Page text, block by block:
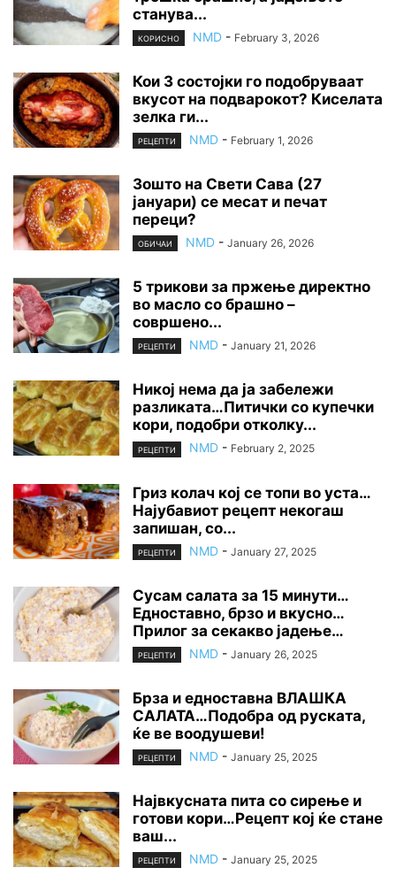
станува...
КОРИСНО NMD - February 3, 2026
Кои 3 состојки го подобруваат
вкусот на подварокот? Киселата
зелка ги...
РЕЦЕПТИ NMD - February 1, 2026
Зошто на Свети Сава (27
јануари) се месат и печат
переци?
ОБИЧАИ NMD - January 26, 2026
5 трикови за пржење директно
во масло со брашно –
совршено...
РЕЦЕПТИ NMD - January 21, 2026
Никој нема да ја забележи
разликата…Питички со купечки
кори, подобри отколку...
РЕЦЕПТИ NMD - February 2, 2025
Гриз колач кој се топи во уста…
Најубавиот рецепт некогаш
запишан, со...
РЕЦЕПТИ NMD - January 27, 2025
Сусам салата за 15 минути…
Едноставно, брзо и вкусно…
Прилог за секакво јадење…
РЕЦЕПТИ NMD - January 26, 2025
Брза и едноставна ВЛАШКА
САЛАТА…Подобра од руската,
ќе ве воодушеви!
РЕЦЕПТИ NMD - January 25, 2025
Највкусната пита со сирење и
готови кори…Рецепт кој ќе стане
ваш...
РЕЦЕПТИ NMD - January 25, 2025